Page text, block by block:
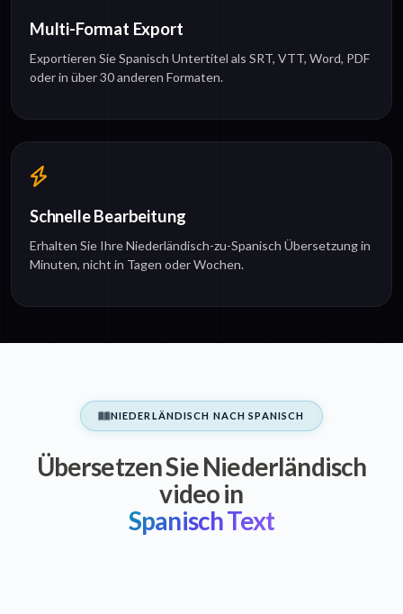
Multi-Format Export
Exportieren Sie Spanisch Untertitel als SRT, VTT, Word, PDF
oder in über 30 anderen Formaten.
Schnelle Bearbeitung
Erhalten Sie Ihre Niederländisch-zu-Spanisch Übersetzung in
Minuten, nicht in Tagen oder Wochen.
NIEDERLÄNDISCH NACH SPANISCH
Übersetzen Sie Niederländisch
video in
Spanisch Text